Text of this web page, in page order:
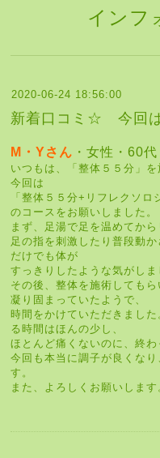
インフ
2020-06-24 18:56:00
新着口コミ☆ 今回
M・Yさん ・女性・60
いつもは、「整体５５分」
今回は
「整体５５分+リフレクソロ
のコースをお願いしました。
まず、足湯で足を温めてから
足の指を刺激したり普段動
だけでも体が
すっきりしたような気がしま
その後、整体を施術しても
凝り固まっていたようで、
時間をかけていただきまし
る時間はほんの少し、
ほとんど痛くないのに、終
今回も本当に調子が良くな
す。
また、よろしくお願いします